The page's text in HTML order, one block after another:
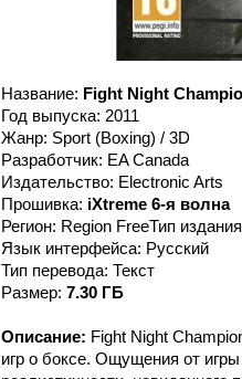
Название: Fight Night
Год выпуска: 2011
Жанр: Sport (Boxing) / 3D
Разработчик: EA Canada
Издательство: Electronic Arts
Прошивка: iXtreme 6-я волна
Регион: Region FreeТип
Язык интерфейса: Русский
Тип перевода: Текст
Размер: 7.30 ГБ
Описание: Fight Night
игр о боксе. Ощущения от игры